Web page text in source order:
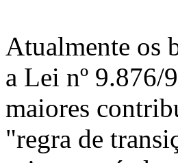
Atualmente os
a Lei nº 9.876/
maiores
"regra de